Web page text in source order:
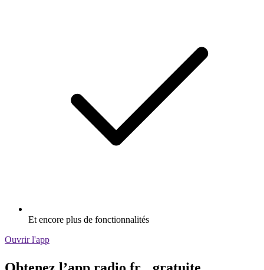
Et encore plus de fonctionnalités
Ouvrir l'app